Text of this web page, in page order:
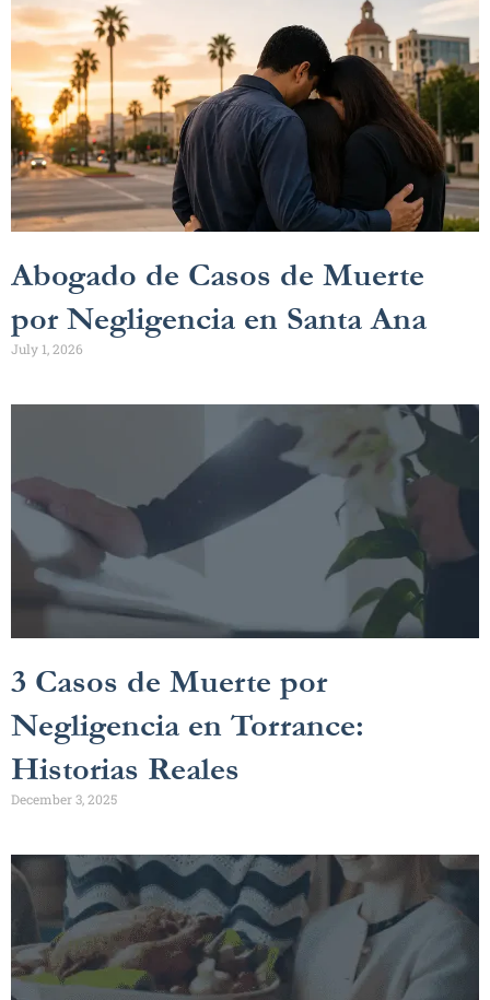
Abogado de Casos de Muerte
por Negligencia en Santa Ana
July 1, 2026
3 Casos de Muerte por
Negligencia en Torrance:
Historias Reales
December 3, 2025